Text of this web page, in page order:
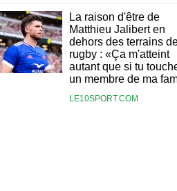
La raison d'être de
Matthieu Jalibert en
dehors des terrains
rugby : «Ça m'atteint
autant que si tu
un membre de ma
LE10SPORT.COM